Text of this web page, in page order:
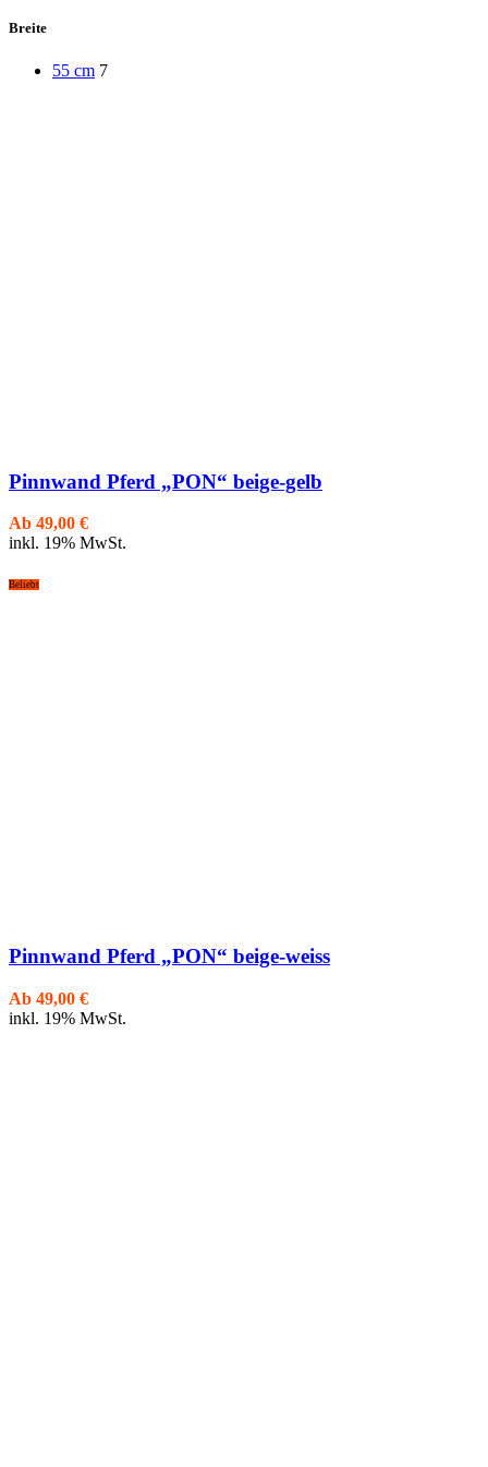
Breite
55 cm 7
Pinnwand Pferd „PON“ beige-gelb
Ab 49,00 €
inkl. 19% MwSt.
Beliebt
Pinnwand Pferd „PON“ beige-weiss
Ab 49,00 €
inkl. 19% MwSt.